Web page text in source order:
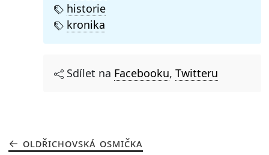
historie
kronika
Sdílet na Facebooku, Twitteru
OLDŘICHOVSKÁ OSMIČKA